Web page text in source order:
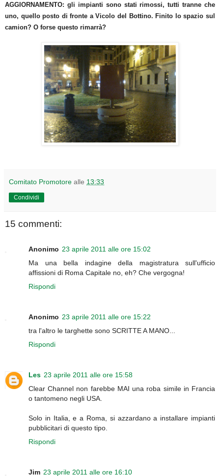
AGGIORNAMENTO: gli impianti sono stati rimossi, tutti tranne che
uno, quello posto di fronte a Vicolo del Bottino. Finito lo spazio sul
camion? O forse questo rimarrà?
Comitato Promotore alle 13:33
Condividi
15 commenti:
Anonimo 23 aprile 2011 alle ore 15:02
Ma una bella indagine della magistratura sull'ufficio
affissioni di Roma Capitale no, eh? Che vergogna!
Rispondi
Anonimo 23 aprile 2011 alle ore 15:22
tra l'altro le targhette sono SCRITTE A MANO...
Rispondi
Les 23 aprile 2011 alle ore 15:58
Clear Channel non farebbe MAI una roba simile in Francia
o tantomeno negli USA.
Solo in Italia, e a Roma, si azzardano a installare impianti
pubblicitari di questo tipo.
Rispondi
Jim 23 aprile 2011 alle ore 16:10